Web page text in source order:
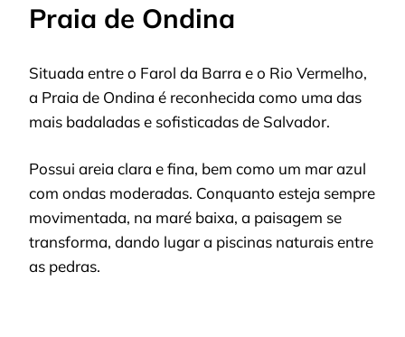
Praia de Ondina
Situada entre o Farol da Barra e o Rio Vermelho,
a Praia de Ondina é reconhecida como uma das
mais badaladas e sofisticadas de Salvador.
Possui areia clara e fina, bem como um mar azul
com ondas moderadas. Conquanto esteja sempre
movimentada, na maré baixa, a paisagem se
transforma, dando lugar a piscinas naturais entre
as pedras.